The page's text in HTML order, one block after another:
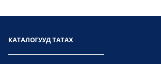
КАТАЛОГУУД ТАТАХ